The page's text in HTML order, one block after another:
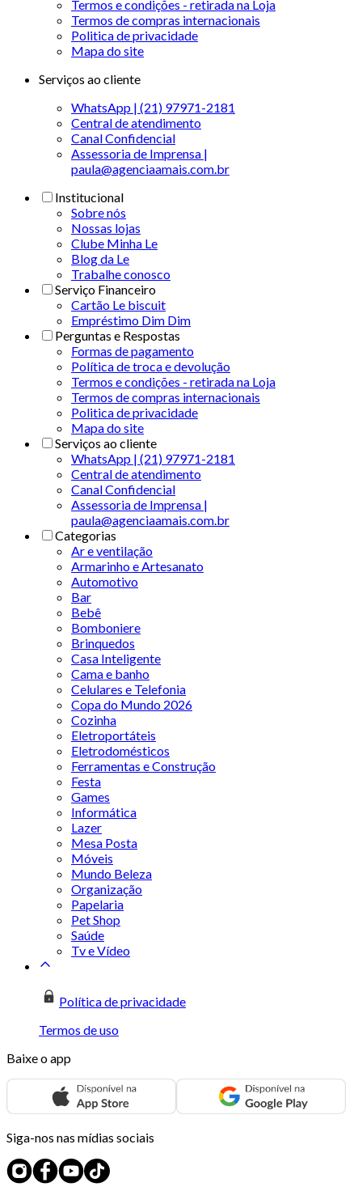
Termos e condições - retirada na Loja
Termos de compras internacionais
Politica de privacidade
Mapa do site
Serviços ao cliente
WhatsApp | (21) 97971-2181
Central de atendimento
Canal Confidencial
Assessoria de Imprensa |
paula@agenciaamais.com.br
Institucional
Sobre nós
Nossas lojas
Clube Minha Le
Blog da Le
Trabalhe conosco
Serviço Financeiro
Cartão Le biscuit
Empréstimo Dim Dim
Perguntas e Respostas
Formas de pagamento
Política de troca e devolução
Termos e condições - retirada na Loja
Termos de compras internacionais
Politica de privacidade
Mapa do site
Serviços ao cliente
WhatsApp | (21) 97971-2181
Central de atendimento
Canal Confidencial
Assessoria de Imprensa |
paula@agenciaamais.com.br
Categorias
Ar e ventilação
Armarinho e Artesanato
Automotivo
Bar
Bebê
Bomboniere
Brinquedos
Casa Inteligente
Cama e banho
Celulares e Telefonia
Copa do Mundo 2026
Cozinha
Eletroportáteis
Eletrodomésticos
Ferramentas e Construção
Festa
Games
Informática
Lazer
Mesa Posta
Móveis
Mundo Beleza
Organização
Papelaria
Pet Shop
Saúde
Tv e Vídeo
Política de privacidade
Termos de uso
Baixe o app
Siga-nos nas mídias sociais